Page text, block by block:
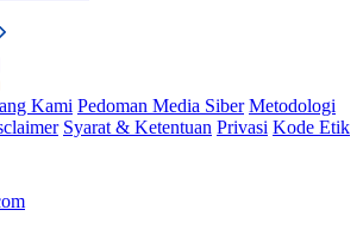
Kami Pedoman Media Siber Metodologi
Syarat & Ketentuan Privasi Kode Etik